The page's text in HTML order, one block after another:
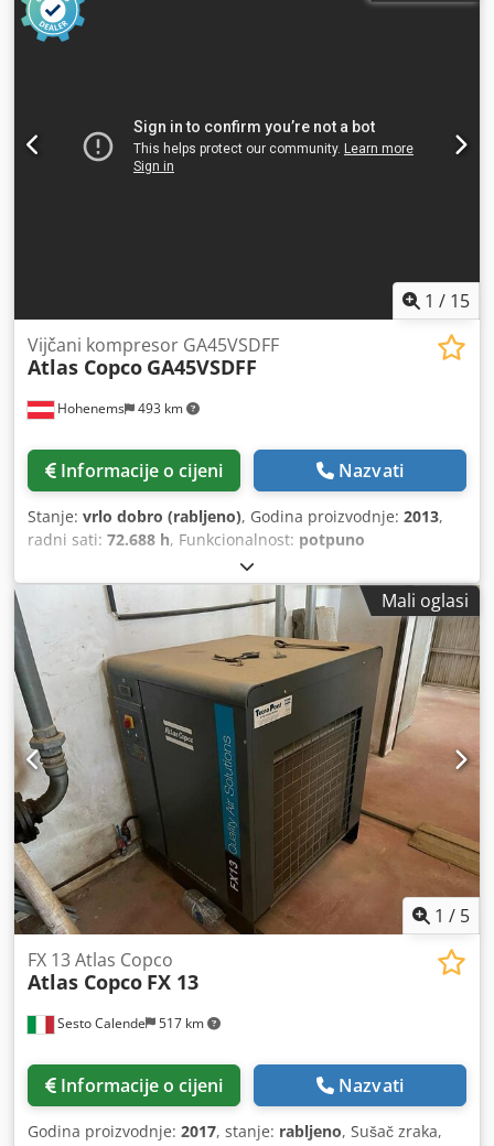
1 / 15
Hohenems 493 km
Vijčani kompresor GA45VSDFF
Atlas Copco GA45VSDFF
Informacije o cijeni Nazvati
Stanje: vrlo dobro (rabljeno), Godina proizvodnje: 2013,
radni sati: 72.688 h, Funkcionalnost: potpuno
, Vijačni kompresor Atlas Copco GA45VSDFF
Pretvarač i sušilo integrirani. 45 kW 12,75 bara 8,67
m3/min Dodpfxeznlx Sj Achekr Godina proizvodnje: 2013
Radni sati: 72.688 sati
Mali oglasi
1 / 5
Sesto Calende 517 km
FX 13 Atlas Copco
Atlas Copco FX 13
Informacije o cijeni Nazvati
Godina proizvodnje: 2017, stanje: rabljeno, Sušač zraka,